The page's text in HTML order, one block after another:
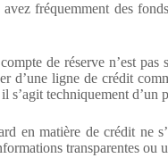
fréquemment des
de réserve n’est
d’une ligne de crédit
s’agit techniquement d’un
en matière de crédit ne
transparentes ou